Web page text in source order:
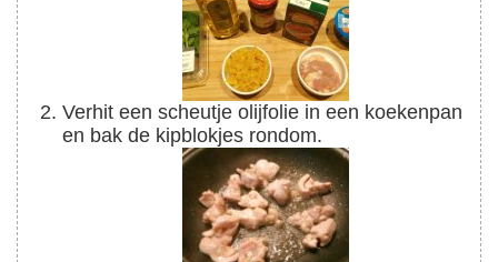
Verhit een scheutje olijfolie in een koekenpan
en bak de kipblokjes rondom.